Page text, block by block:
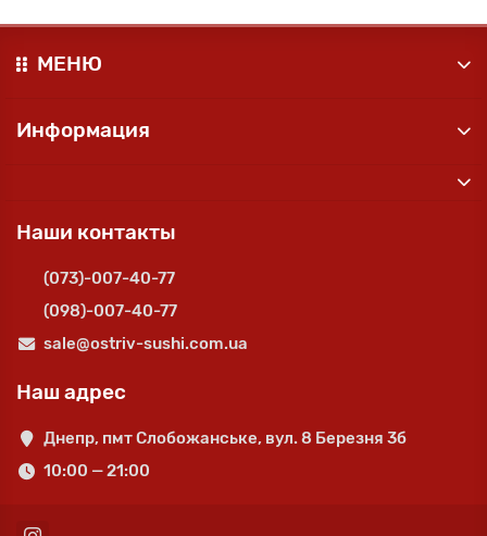
МЕНЮ
Информация
Наши контакты
(073)-007-40-77
(098)-007-40-77
sale@ostriv-sushi.com.ua
Наш адрес
Днепр, пмт Слобожанське, вул. 8 Березня 3б
10:00 — 21:00